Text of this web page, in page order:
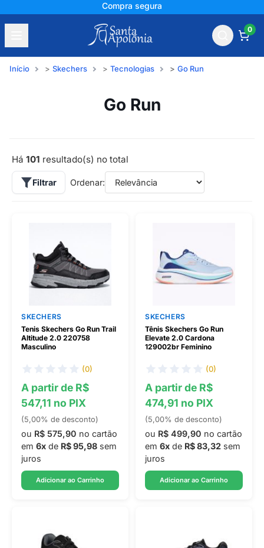
+150 mil avaliações
0
Início Skechers Tecnologias Go Run
Go Run
Há 101 resultado(s) no total
Filtrar Ordenar:
SKECHERS
Tenis Skechers Go Run Trail
Altitude 2.0 220758
Masculino
(0)
A partir de R$
547,11 no PIX
(5,00% de desconto)
ou R$ 575,90 no cartão
em 6x de R$ 95,98 sem
juros
Adicionar ao Carrinho
SKECHERS
Tênis Skechers Go Run
Elevate 2.0 Cardona
129002br Feminino
(0)
A partir de R$
474,91 no PIX
(5,00% de desconto)
ou R$ 499,90 no cartão
em 6x de R$ 83,32 sem
juros
Adicionar ao Carrinho